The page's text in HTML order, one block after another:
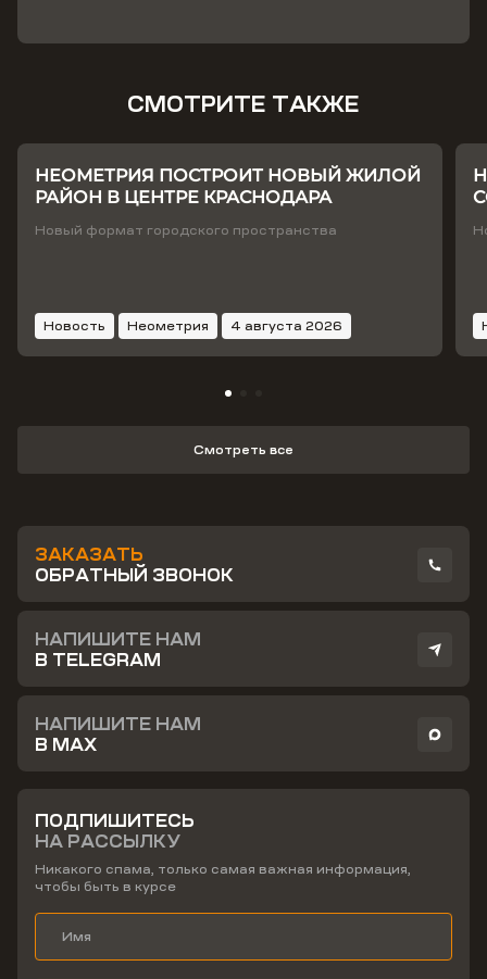
СМОТРИТЕ ТАКЖЕ
Новость Неометрия 4 августа 2026
НЕОМЕТРИЯ ПОСТРОИТ НОВЫЙ ЖИЛОЙ
РАЙОН В ЦЕНТРЕ КРАСНОДАРА
Новый формат городского пространства
Смотреть все
ЗАКАЗАТЬ
ОБРАТНЫЙ ЗВОНОК
НАПИШИТЕ НАМ
В TELEGRAM
НАПИШИТЕ НАМ
В MAX
ПОДПИШИТЕСЬ
НА РАССЫЛКУ
Никакого спама, только самая важная информация,
чтобы быть в курсе